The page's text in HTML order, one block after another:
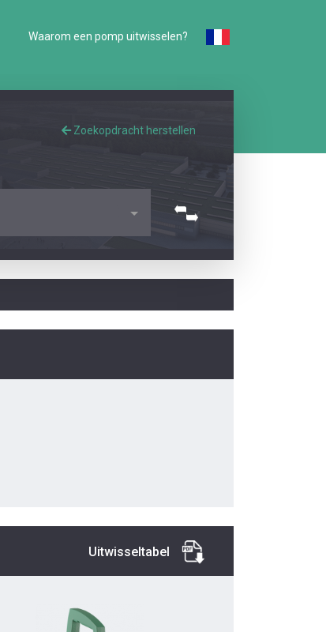
Waarom een pomp uitwisselen?
Zoekopdracht herstellen
Uitwisseltabel